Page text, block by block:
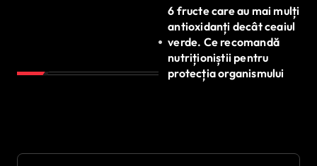
6 fructe care au mai mulți
antioxidanți decât ceaiul
verde. Ce recomandă
nutriționiștii pentru
protecția organismului